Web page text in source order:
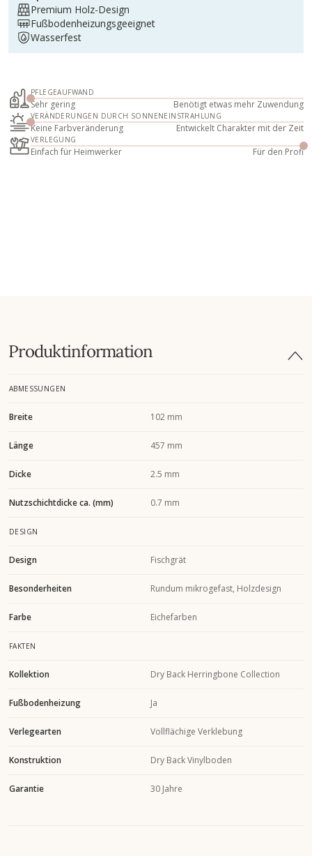
Premium Holz-Design
Fußbodenheizungsgeeignet
Wasserfest
PFLEGEAUFWAND
Sehr gering Benötigt etwas mehr Zuwendung
VERÄNDERUNGEN DURCH SONNENEINSTRAHLUNG
Keine Farbveränderung Entwickelt Charakter mit der Zeit
VERLEGUNG
Einfach für Heimwerker Für den Profi
Produktinformation
ABMESSUNGEN
Breite 102 mm
Länge 457 mm
Dicke 2.5 mm
Nutzschichtdicke ca. (mm) 0.7 mm
DESIGN
Design Fischgrät
Besonderheiten Rundum mikrogefast, Holzdesign
Farbe Eichefarben
FAKTEN
Kollektion Dry Back Herringbone Collection
Fußbodenheizung Ja
Verlegearten Vollflächige Verklebung
Konstruktion Dry Back Vinylboden
Garantie 30 Jahre